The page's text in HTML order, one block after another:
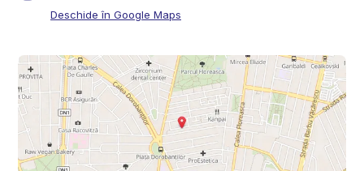
Deschide în Google Maps